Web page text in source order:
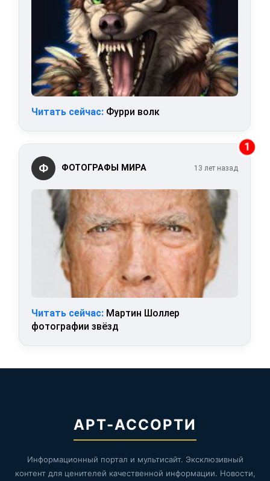
Читать сейчас: Фурри волк
1
Ф ФОТОГРАФЫ МИРА 13 лет назад
Читать сейчас: Мартин Шоллер
фотографии звёзд
АРТ-АССОРТИ
Информационный портал и мультисайт. Эксклюзивный
контент для ценителей качественной информации. Новости,